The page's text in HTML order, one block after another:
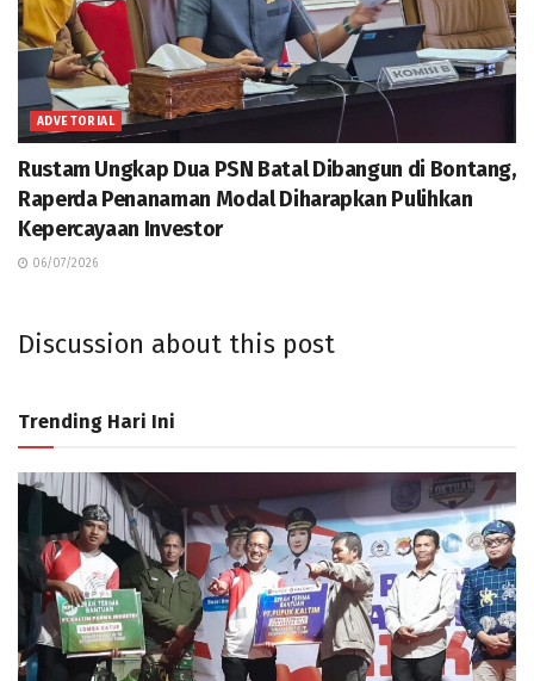
ADVETORIAL
Rustam Ungkap Dua PSN Batal Dibangun di Bontang,
Raperda Penanaman Modal Diharapkan Pulihkan
Kepercayaan Investor
06/07/2026
Discussion about this post
Trending Hari Ini